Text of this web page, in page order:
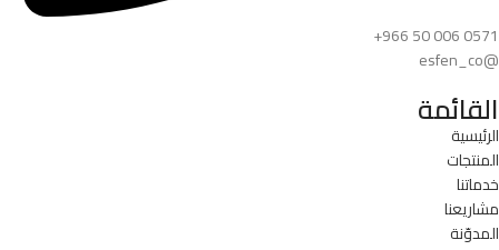
+966 50 006 0571
@esfen_co
القائمة
الرئيسية
المنتجات
خدماتنا
مشاريعنا
المدوّنة